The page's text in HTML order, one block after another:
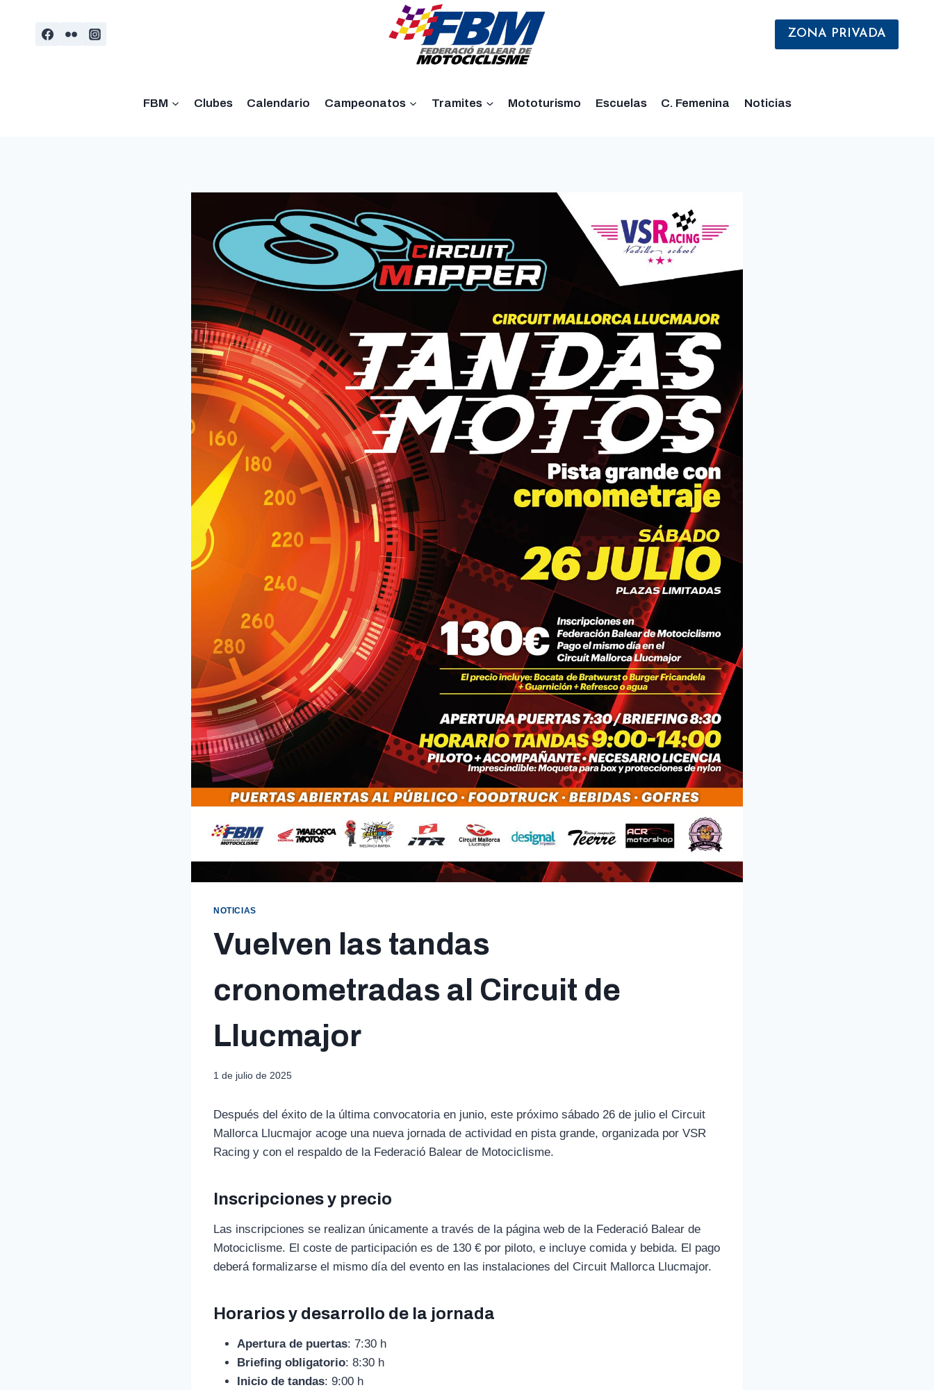
ZONA PRIVADA
FBM Clubes Calendario Campeonatos Tramites Mototurismo Escuelas C. Femenina Noticias
NOTICIAS
Vuelven las tandas
cronometradas al Circuit de
Llucmajor
1 de julio de 2025
Después del éxito de la última convocatoria en junio, este próximo sábado 26 de julio el Circuit
Mallorca Llucmajor acoge una nueva jornada de actividad en pista grande, organizada por VSR
Racing y con el respaldo de la Federació Balear de Motociclisme.
Inscripciones y precio
Las inscripciones se realizan únicamente a través de la página web de la Federació Balear de
Motociclisme. El coste de participación es de 130 € por piloto, e incluye comida y bebida. El pago
deberá formalizarse el mismo día del evento en las instalaciones del Circuit Mallorca Llucmajor.
Horarios y desarrollo de la jornada
Apertura de puertas: 7:30 h
Briefing obligatorio: 8:30 h
Inicio de tandas: 9:00 h